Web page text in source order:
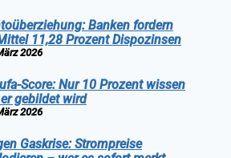
Banken fordern
11,28 Prozent Dispozinsen
2026
Score: Nur 10 Prozent wissen
gebildet wird
2026
Gaskrise: Strompreise